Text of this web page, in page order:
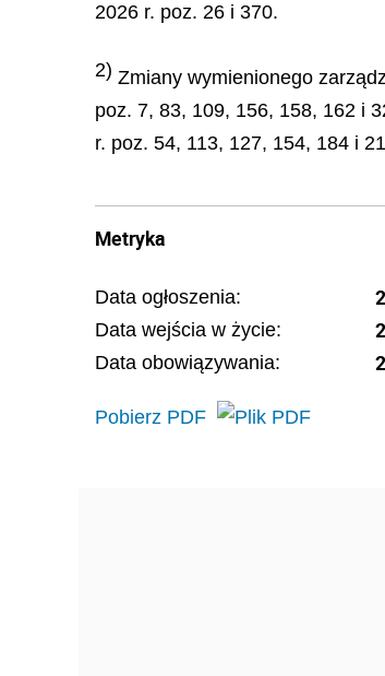
2026 r. poz. 26 i 370.
2) Zmiany wymienionego
poz. 7, 83, 109, 156, 158, 162 i
r. poz. 54, 113, 127, 154, 184 i
Metryka
Data ogłoszenia:
Data wejścia w życie:
Data obowiązywania:
Pobierz PDF